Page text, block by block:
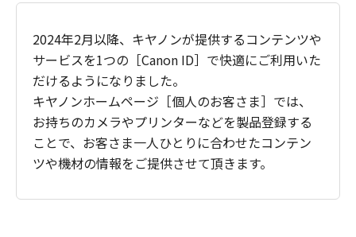
2024年2月以降、キヤノンが提供するコンテンツや
サービスを1つの［Canon ID］で快適にご利用いた
だけるようになりました。
キヤノンホームページ［個人のお客さま］では、
お持ちのカメラやプリンターなどを製品登録する
ことで、お客さま一人ひとりに合わせたコンテン
ツや機材の情報をご提供させて頂きます。